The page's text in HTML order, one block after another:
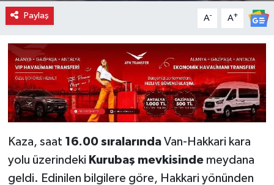
Paylaş A- A+
Kaza, saat 16.00 sıralarındaVan-Hakkari kara
yolu üzerindeki Kurubaş mevkisindemeydana
geldi. Edinilen bilgilere göre, Hakkari yönünden